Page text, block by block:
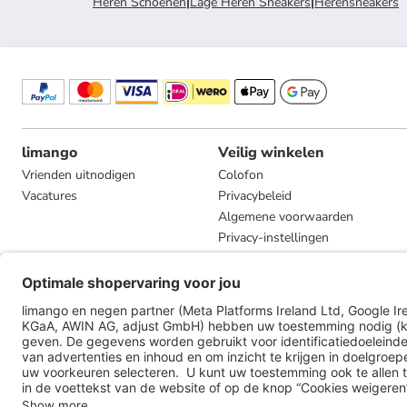
limango
Vrienden uitnodigen
Vacatures
Veilig winkelen
Colofon
Privacybeleid
Algemene voorwaarden
Privacy-instellingen
Compliance